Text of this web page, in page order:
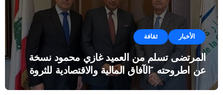
الأخبار ثقافة
المرتضى تسلم من العميد غازي محمود نسخة
عن اطروحته “الآفاق المالية والاقتصادية للثروة